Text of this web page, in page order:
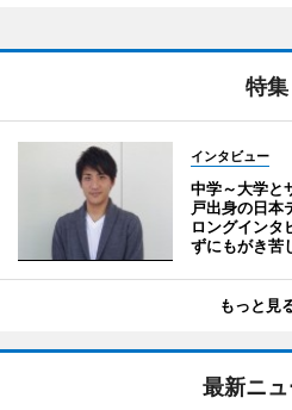
特集
インタビュー
中学～大学と
戸出身の日本
ロングインタ
ずにもがき苦
もっと見
最新ニ